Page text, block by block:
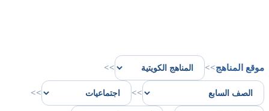
موقع المناهج>>
>>
>>
>>